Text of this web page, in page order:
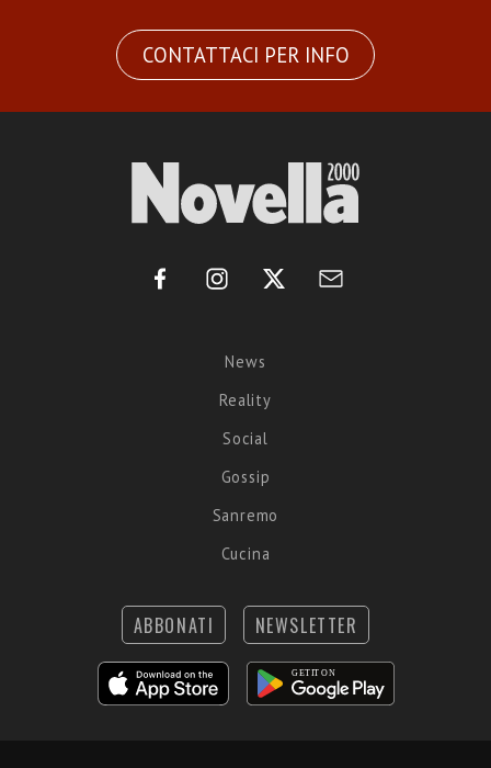
CONTATTACI PER INFO
News
Reality
Social
Gossip
Sanremo
Cucina
ABBONATI NEWSLETTER